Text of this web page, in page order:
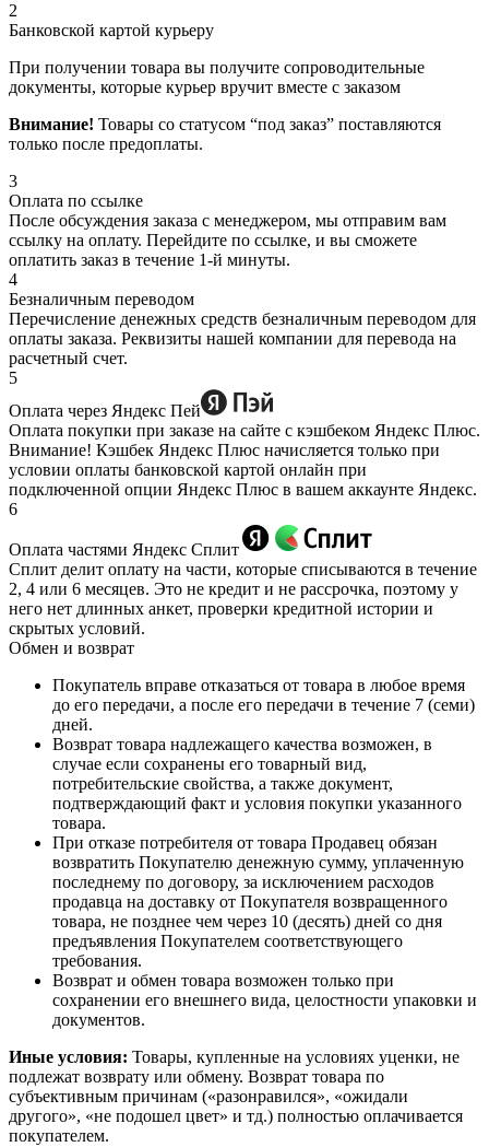
2
Банковской картой курьеру
При получении товара вы получите сопроводительные
документы, которые курьер вручит вместе с заказом
Внимание! Товары со статусом “под заказ” поставляются
только после предоплаты.
3
Оплата по ссылке
После обсуждения заказа с менеджером, мы отправим вам
ссылку на оплату. Перейдите по ссылке, и вы сможете
оплатить заказ в течение 1-й минуты.
4
Безналичным переводом
Перечисление денежных средств безналичным переводом для
оплаты заказа. Реквизиты нашей компании для перевода на
расчетный счет.
5
Оплата через Яндекс Пей
Оплата покупки при заказе на сайте с кэшбеком Яндекс Плюс.
Внимание! Кэшбек Яндекс Плюс начисляется только при
условии оплаты банковской картой онлайн при
подключенной опции Яндекс Плюс в вашем аккаунте Яндекс.
6
Оплата частями Яндекс Сплит
Сплит делит оплату на части, которые списываются в течение
2, 4 или 6 месяцев. Это не кредит и не рассрочка, поэтому у
него нет длинных анкет, проверки кредитной истории и
скрытых условий.
Обмен и возврат
Покупатель вправе отказаться от товара в любое время
до его передачи, а после его передачи в течение 7 (семи)
дней.
Возврат товара надлежащего качества возможен, в
случае если сохранены его товарный вид,
потребительские свойства, а также документ,
подтверждающий факт и условия покупки указанного
товара.
При отказе потребителя от товара Продавец обязан
возвратить Покупателю денежную сумму, уплаченную
последнему по договору, за исключением расходов
продавца на доставку от Покупателя возвращенного
товара, не позднее чем через 10 (десять) дней со дня
предъявления Покупателем соответствующего
требования.
Возврат и обмен товара возможен только при
сохранении его внешнего вида, целостности упаковки и
документов.
Иные условия: Товары, купленные на условиях уценки, не
подлежат возврату или обмену. Возврат товара по
субъективным причинам («разонравился», «ожидали
другого», «не подошел цвет» и тд.) полностью оплачивается
покупателем.